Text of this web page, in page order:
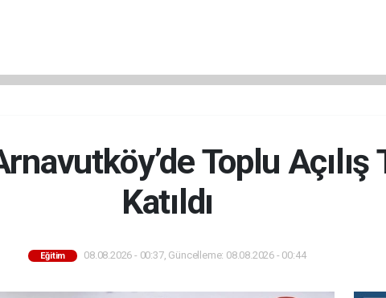
Toplu
Katıldı
Eğitim 08.08.2026 - 00:37, Güncelleme: 08.08.2026 - 00:44